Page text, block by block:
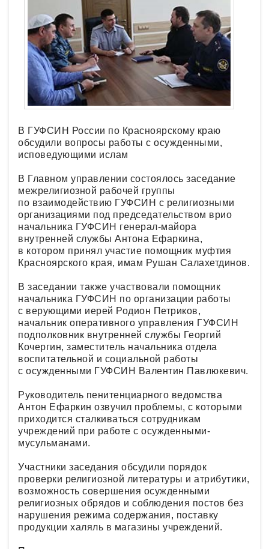
В ГУФСИН России по Красноярскому краю
обсудили вопросы работы с осужденными,
исповедующими ислам
В Главном управлении состоялось заседание
межрелигиозной рабочей группы
по взаимодействию ГУФСИН с религиозными
организациями под председательством врио
начальника ГУФСИН генерал-майора
внутренней службы Антона Ефаркина,
в котором принял участие помощник муфтия
Красноярского края, имам Рушан Салахетдинов.
В заседании также участвовали помощник
начальника ГУФСИН по организации работы
с верующими иерей Родион Петриков,
начальник оперативного управления ГУФСИН
подполковник внутренней службы Георгий
Кочергин, заместитель начальника отдела
воспитательной и социальной работы
с осужденными ГУФСИН Валентин Павлюкевич.
Руководитель пенитенциарного ведомства
Антон Ефаркин озвучил проблемы, с которыми
приходится сталкиваться сотрудникам
учреждений при работе с осужденными-
мусульманами.
Участники заседания обсудили порядок
проверки религиозной литературы и атрибутики,
возможность совершения осужденными
религиозных обрядов и соблюдения постов без
нарушения режима содержания, поставку
продукции халяль в магазины учреждений.